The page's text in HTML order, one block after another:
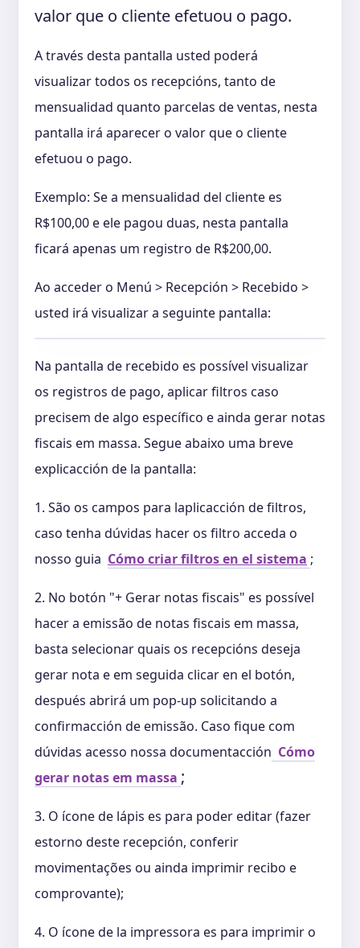
valor que o cliente efetuou o pago.
A través desta pantalla usted poderá
visualizar todos os recepcións, tanto de
mensualidad quanto parcelas de ventas, nesta
pantalla irá aparecer o valor que o cliente
efetuou o pago.
Exemplo: Se a mensualidad del cliente es
R$100,00 e ele pagou duas, nesta pantalla
ficará apenas um registro de R$200,00.
Ao acceder o Menú > Recepción > Recebido >
usted irá visualizar a seguinte pantalla:
Na pantalla de recebido es possível visualizar
os registros de pago, aplicar filtros caso
precisem de algo específico e ainda gerar notas
fiscais em massa. Segue abaixo uma breve
explicacción de la pantalla:
1. São os campos para laplicacción de filtros,
caso tenha dúvidas hacer os filtro acceda o
nosso guia Cómo criar filtros en el sistema ;
2. No botón "+ Gerar notas fiscais" es possível
hacer a emissão de notas fiscais em massa,
basta selecionar quais os recepcións deseja
gerar nota e em seguida clicar en el botón,
después abrirá um pop-up solicitando a
confirmacción de emissão. Caso fique com
dúvidas acesso nossa documentacción Cómo
gerar notas em massa ;
3. O ícone de lápis es para poder editar (fazer
estorno deste recepción, conferir
movimentações ou ainda imprimir recibo e
comprovante);
4. O ícone de la impressora es para imprimir o